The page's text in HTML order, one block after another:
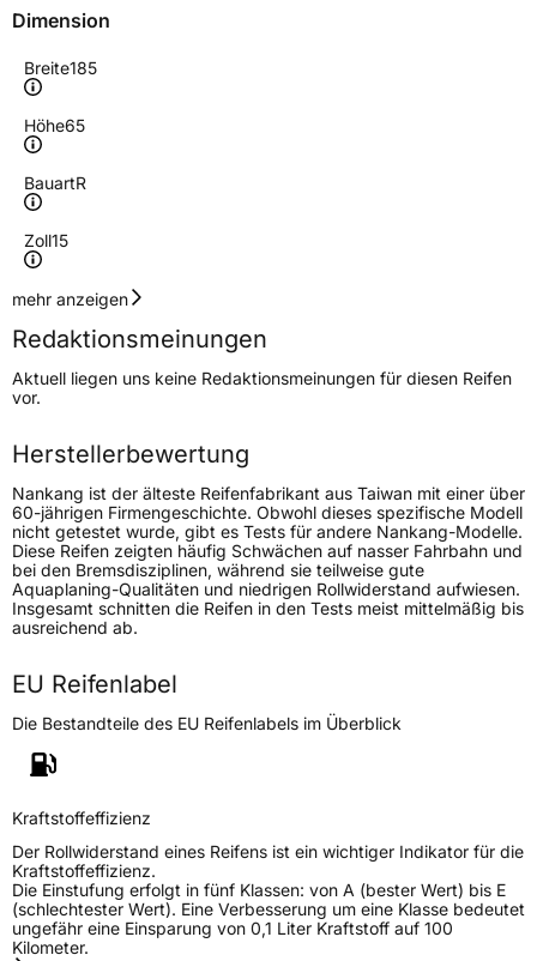
Dimension
Breite185
Höhe65
BauartR
Zoll15
Geschwindigkeitsindex
Höchstgeschwindigkeit
210 km/h
Lastindex88
Höchstlast560 kg
Generelle Merkmale
FahrzeugtypPKW
VerwendungSommerreifen
ModellnameNEV 1
Weitere Eigenschaften
Schlauchtyp
ZustandNeureifen
EU Label
Effizienz
mehr anzeigen
Redaktionsmeinungen
Aktuell liegen uns keine Redaktionsmeinungen für diesen Reifen
vor.
Herstellerbewertung
Nankang ist der älteste Reifenfabrikant aus Taiwan mit einer über
60-jährigen Firmengeschichte. Obwohl dieses spezifische Modell
nicht getestet wurde, gibt es Tests für andere Nankang-Modelle.
Diese Reifen zeigten häufig Schwächen auf nasser Fahrbahn und
bei den Bremsdisziplinen, während sie teilweise gute
Aquaplaning-Qualitäten und niedrigen Rollwiderstand aufwiesen.
Insgesamt schnitten die Reifen in den Tests meist mittelmäßig bis
ausreichend ab.
EU Reifenlabel
Die Bestandteile des EU Reifenlabels im Überblick
Kraftstoffeffizienz
Der Rollwiderstand eines Reifens ist ein wichtiger Indikator für die
Kraftstoffeffizienz.
Die Einstufung erfolgt in fünf Klassen: von A (bester Wert) bis E
(schlechtester Wert). Eine Verbesserung um eine Klasse bedeutet
ungefähr eine Einsparung von 0,1 Liter Kraftstoff auf 100
Kilometer.